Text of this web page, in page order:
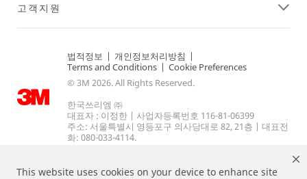
This website uses cookies on your device to enhance site
고객지원
법적정보 | 개인정보처리방침 |
Terms and Conditions | Cookie Preferences
© 3M 2026. All Rights Reserved.
한국쓰리엠 ㈜
대표자 : 이정한 | 사업자등록번호 116-81-06399
주소: 서울특별시 영등포구 의사당대로 82, 21층 | 대표전
화: 080-033-4114.